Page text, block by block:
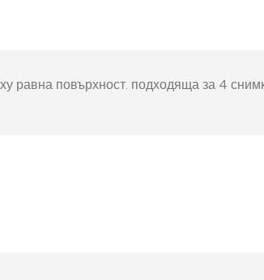
Фото пъзел 120
части
равна повърхност. подходяща за 4